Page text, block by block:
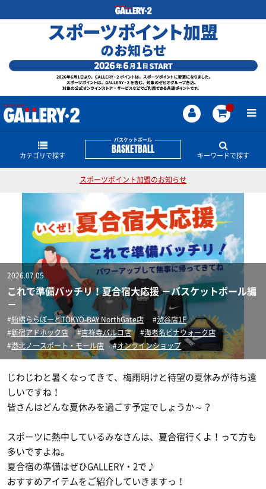
バスケットボール
BASKETBALL
カテゴリで探す
バスケットシューズ
オフコートシューズ
レディス＆ジュニアにオススメ
シューズバッグ
その他グッズ
バスケットウェアー
半袖シャツ
長袖シャツ
プラクティスパンツ
レディスシャツ
レディスパンツ
ジュニアシャツ
タンクトップ・ノースリーブ
ソックス
トレーニングウェアー
トレーニングジャージ
ウィンドブレーカー
スウェット
コート・ジャケット
レフリー
レフリーシューズ
レフリーウェア
ホイッスル、レフリーグッズ
ボール
5号・キッズ用ボール
7号球
ボールバッグ
コート用品
ホイッスル
電光掲示板とか
バックパック（リュック）
遠征バッグ
アクセサリー・グッズ
タオル
ナショナルチーム応援ウェア・グッズ
キーワードで探す
JORDAN レブロン KD アンソニー・エドワーズ カリー
コービー ハーデン NBA スポンジボブ
スポーツポイント加盟のお知らせ
2026.07.05
これで準備バッチリ！夏合宿大応援 －バスケットボール編
－
船橋ららぽーとTOKYO-BAY NorthGate店
渋谷店1F
新宿アドホック店
吉祥寺パルコ店
海老名ビナウォーク店
港北ノースポート・モール店
オンラインショップ
じわじわと暑くなってきて、梅雨明けと待望の夏休みが待ち遠
しいですね！
皆さんはどんな夏休みを過ごす予定でしょうか～？
スポーツに熱中しているみなさんは、夏合宿行くよ！って方も
多いですよね。
夏合宿の準備はぜひGALLERY・2で♪
おすすめアイテムをご紹介していきますっ！